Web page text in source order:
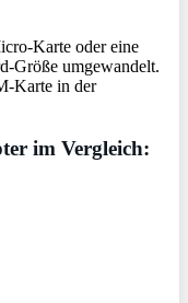
Karte oder eine
Größe umgewandelt.
Karte in der
im Vergleich: